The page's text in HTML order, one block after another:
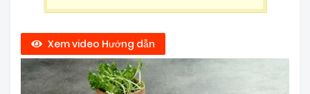
Xem video Hướng dẫn